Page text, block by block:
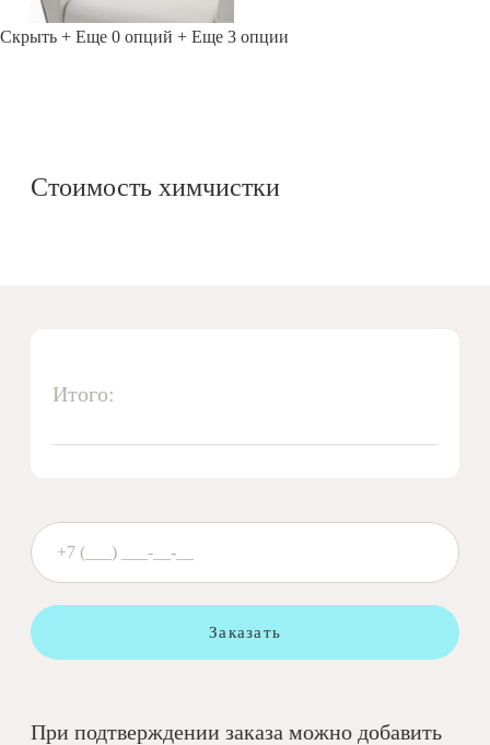
Скрыть + Еще 0 опций + Еще 3 опции
Стоимость химчистки
Итого:
Заказать
При подтверждении заказа можно добавить